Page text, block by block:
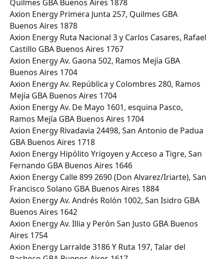
Quilmes GBA Buenos Aires 1878
Axion Energy Primera Junta 257, Quilmes GBA
Buenos Aires 1878
Axion Energy Ruta Nacional 3 y Carlos Casares, Rafael
Castillo GBA Buenos Aires 1767
Axion Energy Av. Gaona 502, Ramos Mejía GBA
Buenos Aires 1704
Axion Energy Av. República y Colombres 280, Ramos
Mejía GBA Buenos Aires 1704
Axion Energy Av. De Mayo 1601, esquina Pasco,
Ramos Mejía GBA Buenos Aires 1704
Axion Energy Rivadavia 24498, San Antonio de Padua
GBA Buenos Aires 1718
Axion Energy Hipólito Yrigoyen y Acceso a Tigre, San
Fernando GBA Buenos Aires 1646
Axion Energy Calle 899 2690 (Don Alvarez/Iriarte), San
Francisco Solano GBA Buenos Aires 1884
Axion Energy Av. Andrés Rolón 1002, San Isidro GBA
Buenos Aires 1642
Axion Energy Av. Illia y Perón San Justo GBA Buenos
Aires 1754
Axion Energy Larralde 3186 Y Ruta 197, Talar del